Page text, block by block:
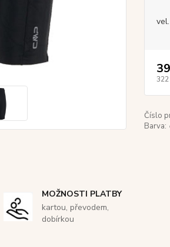
322
Číslo
Barva:
MOŽNOSTI PLATBY
kartou, převodem,
dobírkou